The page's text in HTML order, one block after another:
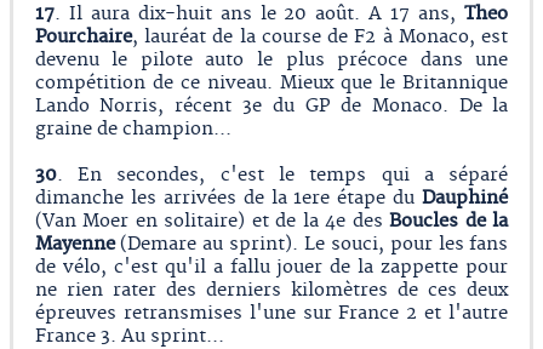
17. Il aura dix-huit ans le 20 août. A 17 ans,Theo
Pourchaire, lauréat de la course de F2 à Monaco, est
devenu le pilote auto le plus précoce dans une
compétition de ce niveau. Mieux que le Britannique
Lando Norris, récent 3e du GP de Monaco. De la
graine de champion...
30. En secondes, c'est le temps qui a séparé
dimanche les arrivées de la 1ere étape du Dauphiné
(Van Moer en solitaire) et de la 4e desBoucles de la
Mayenne(Demare au sprint). Le souci, pour les fans
de vélo, c'est qu'il a fallu jouer de la zappette pour
ne rien rater des derniers kilomètres de ces deux
épreuves retransmises l'une sur France 2 et l'autre
France 3. Au sprint...